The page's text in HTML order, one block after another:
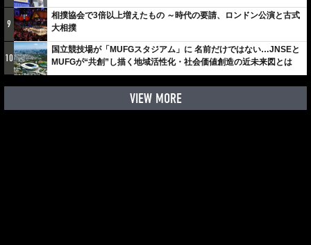
9
相撲協会で3倍以上増えたもの ～時代の要請、ロンドン公演と古式
大相撲
10
国立競技場が「MUFGスタジアム」に 名前だけではない…JNSEと
MUFGが“共創”し描く地域活性化・社会価値創造の近未来図とは
VIEW MORE